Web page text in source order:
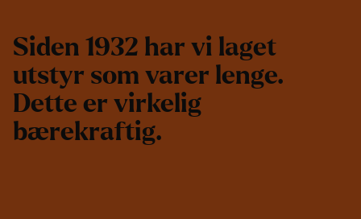
Siden 1932 har vi laget
utstyr som varer lenge.
Dette er virkelig
bærekraftig.